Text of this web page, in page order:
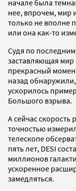
начале была
нее, впрочем, мир
только не вполне
или она как-то
Судя по последним
заставляющая мир
прекрасный
назад
ускорилось
Большого взрыва.
А сейчас
точностью
телескопе
пять лет, DESI
миллионов
ускоренное
замедляться.